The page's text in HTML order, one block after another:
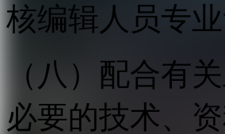
核编辑人员专业
（八）配合有
必要的技术、